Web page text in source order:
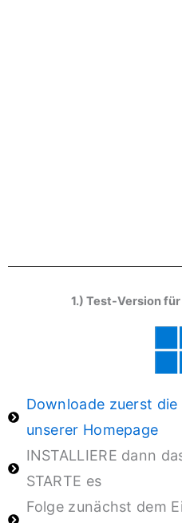
1.) Test-Version
Downloade zuerst
unserer Homepage
INSTALLIERE dann
STARTE es
Folge zunächst dem